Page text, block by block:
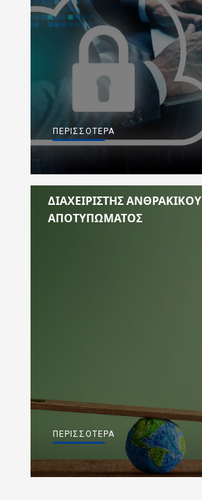
ΠΕΡΙΣΣΌΤΕΡΑ
ΔΙΑΧΕΙΡΙΣΤΗΣ ΑΝΘΡΑΚΙΚΟΥ
ΑΠΟΤΥΠΩΜΑΤΟΣ
ΠΕΡΙΣΣΌΤΕΡΑ